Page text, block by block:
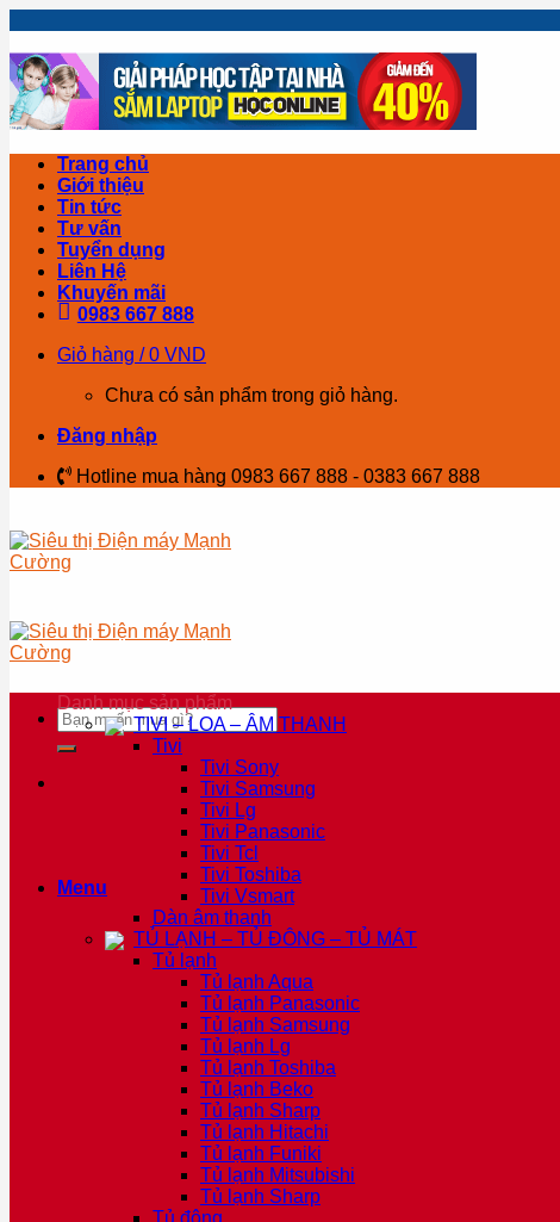
content
Trang chủ
Giới thiệu
Tin tức
Tư vấn
Tuyển dụng
Liên Hệ
Khuyến mãi
0983 667 888
Giỏ hàng /0 VND
Chưa có sản phẩm trong giỏ hàng.
Đăng nhập
Hotline mua hàng 0983 667 888 - 0383 667 888
Tìm
kiếm:
Menu
Danh mục sản phẩm
TIVI – LOA – ÂM THANH
Tivi
Tivi Sony
Tivi Samsung
Tivi Lg
Tivi Panasonic
Tivi Tcl
Tivi Toshiba
Tivi Vsmart
Dàn âm thanh
TỦ LẠNH – TỦ ĐÔNG – TỦ MÁT
Tủ lạnh
Tủ lạnh Aqua
Tủ lạnh Panasonic
Tủ lạnh Samsung
Tủ lạnh Lg
Tủ lạnh Toshiba
Tủ lạnh Beko
Tủ lạnh Sharp
Tủ lạnh Hitachi
Tủ lạnh Funiki
Tủ lạnh Mitsubishi
Tủ lạnh Sharp
Tủ đông